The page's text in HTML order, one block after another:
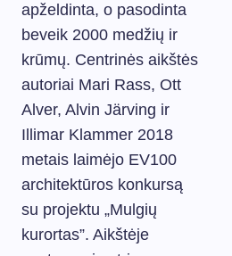
apželdinta, o pasodinta
beveik 2000 medžių ir
krūmų. Centrinės aikštės
autoriai Mari Rass, Ott
Alver, Alvin Järving ir
Illimar Klammer 2018
metais laimėjo EV100
architektūros konkursą
su projektu „Mulgių
kurortas”. Aikštėje